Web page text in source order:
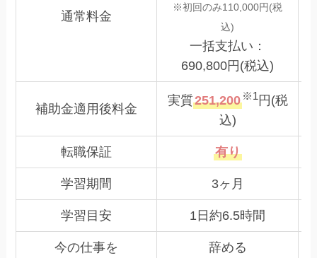
通常料金
※初回のみ110,000円(税
込)
一括支払い：
690,800円(税込)
補助金適用後料金
実質251,200 ※1円(税
込)
転職保証 有り
学習期間 3ヶ月
学習目安 1日約6.5時間
今の仕事を 辞める